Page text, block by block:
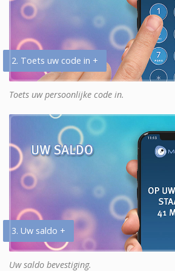
2. Toets uw code in +
Toets uw persoonlijke code in.
3. Uw saldo +
Uw saldo bevestiging.